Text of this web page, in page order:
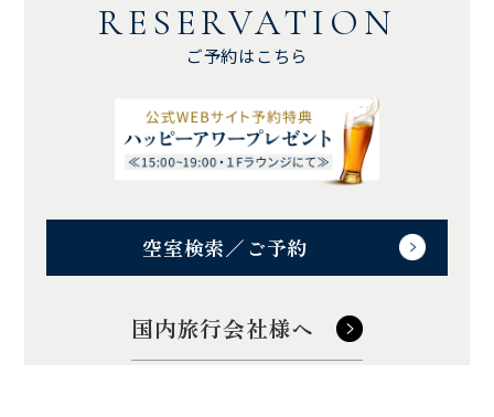
RESERVATION
ご予約はこちら
空室検索／ご予約
国内旅行会社様へ